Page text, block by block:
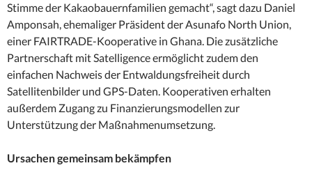
Stimme der Kakaobauernfamilien gemacht“, sagt dazu Daniel
Amponsah, ehemaliger Präsident der Asunafo North Union,
einer FAIRTRADE-Kooperative in Ghana. Die zusätzliche
Partnerschaft mit Satelligence ermöglicht zudem den
einfachen Nachweis der Entwaldungsfreiheit durch
Satellitenbilder und GPS-Daten. Kooperativen erhalten
außerdem Zugang zu Finanzierungsmodellen zur
Unterstützung der Maßnahmenumsetzung.
Ursachen gemeinsam bekämpfen